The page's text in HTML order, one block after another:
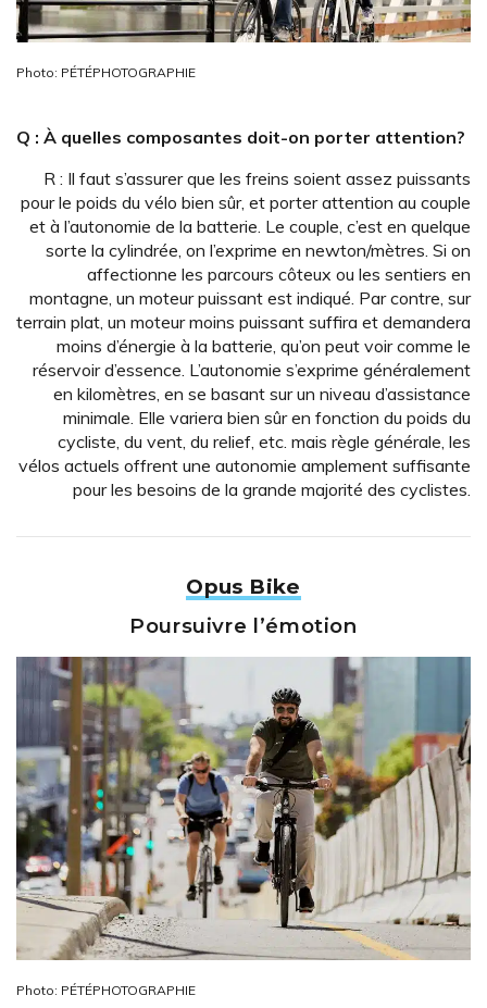
Photo: PÉTÉPHOTOGRAPHIE
Q : À quelles composantes doit-on porter attention?
R : Il faut s’assurer que les freins soient assez puissants
pour le poids du vélo bien sûr, et porter attention au couple
et à l’autonomie de la batterie. Le couple, c’est en quelque
sorte la cylindrée, on l’exprime en newton/mètres. Si on
affectionne les parcours côteux ou les sentiers en
montagne, un moteur puissant est indiqué. Par contre, sur
terrain plat, un moteur moins puissant suffira et demandera
moins d’énergie à la batterie, qu’on peut voir comme le
réservoir d’essence. L’autonomie s’exprime généralement
en kilomètres, en se basant sur un niveau d’assistance
minimale. Elle variera bien sûr en fonction du poids du
cycliste, du vent, du relief, etc. mais règle générale, les
vélos actuels offrent une autonomie amplement suffisante
pour les besoins de la grande majorité des cyclistes.
Opus Bike
Poursuivre l’émotion
Photo: PÉTÉPHOTOGRAPHIE